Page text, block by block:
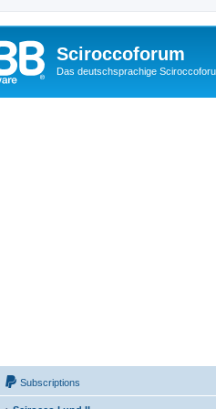
Sciroccoforum
Das deutschsprachige
Subscriptions